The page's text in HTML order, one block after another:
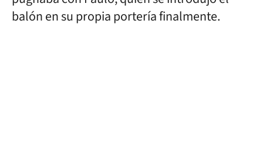
balón en su propia portería finalmente.